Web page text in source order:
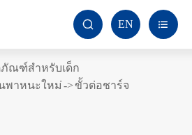
 EN 
ณฑ์สำหรับเด็ก
พาหนะใหม่
ขั้วต่อชาร์จ